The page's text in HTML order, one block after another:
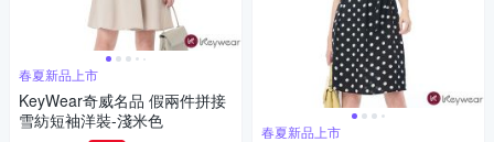
春夏新品上市
KeyWear奇威名品 假兩件拼接
雪紡短袖洋裝-淺米色
春夏新品上市